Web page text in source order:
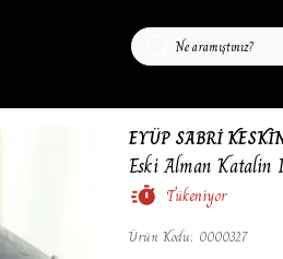
EYÜP SABRİ
Eski Alman Katalin
Tükeniyor
Ürün Kodu: 0000327